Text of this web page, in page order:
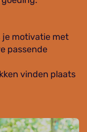
je motivatie met
passende
vinden plaats